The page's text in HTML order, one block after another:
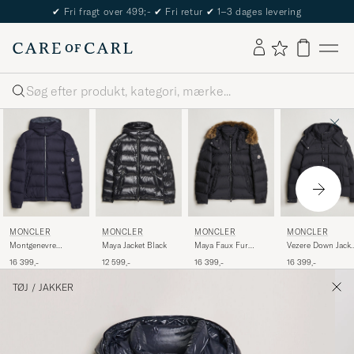
✔ Fri fragt over 499;- ✔ Fri retur ✔ 1–3 dages levering
Søg
MONCLER
Montgenevre
Navy
16 399,-
MONCLER
Maya Jacket Black
12 599,-
MONCLER
Maya Faux Fur
16 399,-
MONCLER
Vezere Down
16 399,-
TØJ / JAKKER